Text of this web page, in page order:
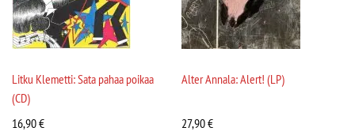
Litku Klemetti: Sata pahaa poikaa
(CD)
16,90€
Alter Annala: Alert! (LP)
27,90€